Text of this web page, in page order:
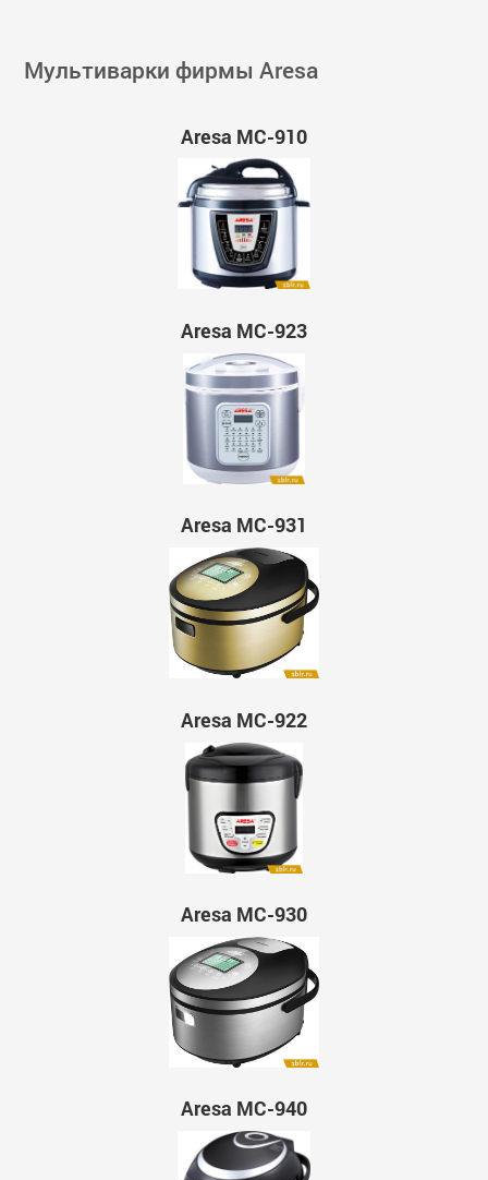
Мультиварки фирмы Aresa
Aresa MC-910
Aresa MC-923
Aresa MC-931
Aresa MC-922
Aresa MC-930
Aresa MC-940